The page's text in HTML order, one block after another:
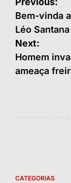
de
Post
Bem-vinda
Léo
Next:
Homem
ameaça
CATEGORIAS